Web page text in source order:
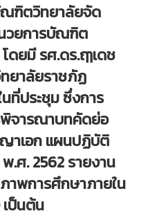
ณฑิตวิทยาลัยจัด
วยการบัณฑิต
ดยมี รศ.ดร.ฤๅเดช
ยาลัยราชภัฏ
ที่ประชุม ซึ่งการ
พิจารณาบทคัดย่อ
าเอก แผนปฏิบัติ
.ศ. 2562 รายงาน
าพการศึกษาภายใน
ป็นต้น